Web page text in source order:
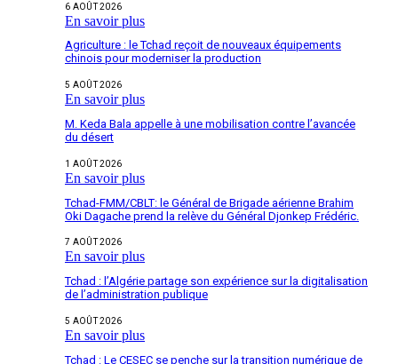
6 AOÛT 2026
En savoir plus
Agriculture : le Tchad reçoit de nouveaux équipements
chinois pour moderniser la production
5 AOÛT 2026
En savoir plus
M. Keda Bala appelle à une mobilisation contre l’avancée
du désert
1 AOÛT 2026
En savoir plus
Tchad-FMM/CBLT: le Général de Brigade aérienne Brahim
Oki Dagache prend la relève du Général Djonkep Frédéric.
7 AOÛT 2026
En savoir plus
Tchad : l’Algérie partage son expérience sur la digitalisation
de l’administration publique
5 AOÛT 2026
En savoir plus
Tchad : Le CESEC se penche sur la transition numérique de